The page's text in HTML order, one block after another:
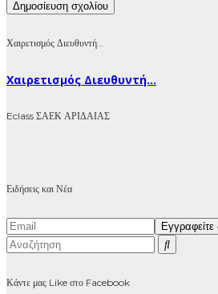
Χαιρετισμός Διευθυντή…
Χαιρετισμός Διευθυντή...
Eclass ΣΑΕΚ ΑΡΙΔΑΙΑΣ
Ειδήσεις και Νέα
Κάντε μας Like στο Facebook